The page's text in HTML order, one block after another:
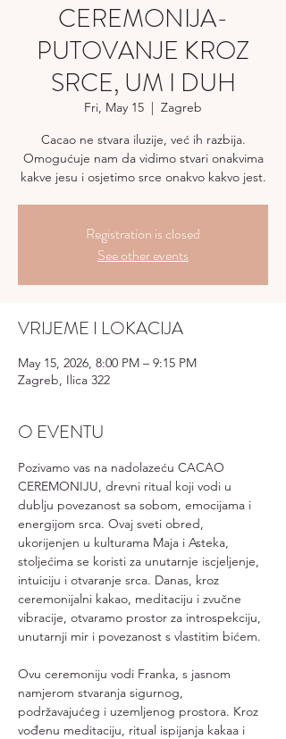
CEREMONIJA-
PUTOVANJE KROZ
SRCE, UM I DUH
Fri, May 15
  |
Zagreb
Cacao ne stvara iluzije, već ih razbija.
Omogućuje nam da vidimo stvari onakvima
kakve jesu i osjetimo srce onakvo kakvo jest.
Registration is closed
See other events
VRIJEME I LOKACIJA
May 15, 2026, 8:00 PM – 9:15 PM
Zagreb, Ilica 322
O EVENTU
Pozivamo vas na nadolazeću CACAO
CEREMONIJU, drevni ritual koji vodi u
dublju povezanost sa sobom, emocijama i
energijom srca. Ovaj sveti obred,
ukorijenjen u kulturama Maja i Asteka,
stoljećima se koristi za unutarnje iscjeljenje,
intuiciju i otvaranje srca. Danas, kroz
ceremonijalni kakao, meditaciju i zvučne
vibracije, otvaramo prostor za introspekciju,
unutarnji mir i povezanost s vlastitim bićem.
Ovu ceremoniju vodi Franka, s jasnom
namjerom stvaranja sigurnog,
podržavajućeg i uzemljenog prostora. Kroz
vođenu meditaciju, ritual ispijanja kakaa i